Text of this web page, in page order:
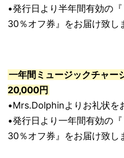
•発行日より半年間有効の
30％オフ券』をお届け致し
一年間ミュージックチャー
20,000円
•Mrs.Dolphinよりお礼状を
•発行日より一年間有効の
30％オフ券』をお届け致し